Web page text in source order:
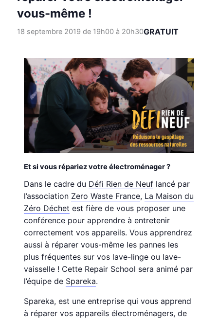
vous-même !
18 septembre 2019 de 19h00à 20h30GRATUIT
Et si vous répariez votre électroménager ?
Dans le cadre du Défi Rien de Neuf lancé par
l’association Zero Waste France, La Maison du
Zéro Déchet est fière de vous proposer une
conférence pour apprendre à entretenir
correctement vos appareils. Vous apprendrez
aussi à réparer vous-même les pannes les
plus fréquentes sur vos lave-linge ou lave-
vaisselle ! Cette Repair School sera animé par
l’équipe de Spareka.
Spareka, est une entreprise qui vous apprend
à réparer vos appareils électroménagers, de